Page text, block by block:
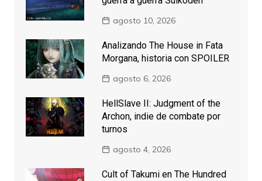
agosto 10, 2026
Analizando The House in Fata
Morgana, historia con SPOILER
agosto 6, 2026
HellSlave II: Judgment of the
Archon, indie de combate por
turnos
agosto 4, 2026
Cult of Takumi en The Hundred